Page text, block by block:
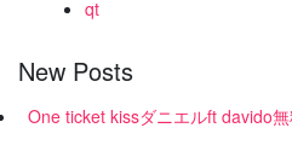
qt
New Posts
One ticket kissダニエルft davido